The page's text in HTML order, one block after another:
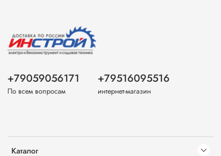
Каталог
+79059056171
По всем вопросам
+79516095516
интернет-магазин